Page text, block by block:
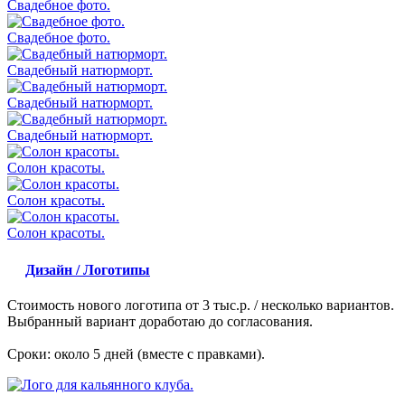
Свадебное фото.
Свадебное фото.
Свадебный натюрморт.
Свадебный натюрморт.
Свадебный натюрморт.
Солон красоты.
Солон красоты.
Солон красоты.
Дизайн / Логотипы
Стоимость нового логотипа от 3 тыс.р. / несколько вариантов.
Выбранный вариант доработаю до согласования.
Сроки: около 5 дней (вместе с правками).